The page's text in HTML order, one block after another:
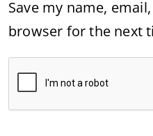
Save my name,
browser for the next